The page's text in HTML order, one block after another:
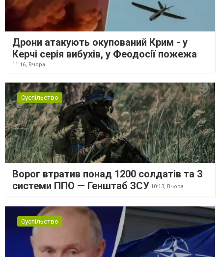
Дрони атакують окупований Крим - у
Керчі серія вибухів, у Феодосії пожежа
11:16, Вчора
Суспільство
Ворог втратив понад 1200 солдатів та 3
системи ППО — Генштаб ЗСУ 10:13, Вчора
Суспільство